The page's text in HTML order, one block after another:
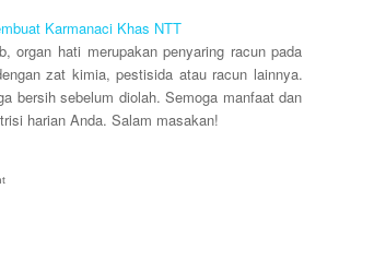
Karmanaci Khas NTT
organ hati merupakan penyaring racun pada
zat kimia, pestisida atau racun lainnya.
bersih sebelum diolah. Semoga manfaat dan
harian Anda. Salam masakan!